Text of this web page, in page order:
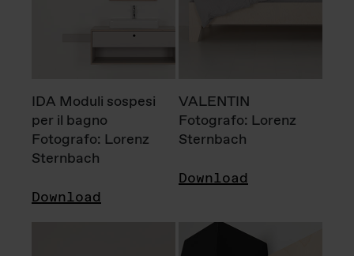
IDA Moduli sospesi
per il bagno
Fotografo: Lorenz
Sternbach
Download
VALENTIN
Fotografo: Lorenz
Sternbach
Download